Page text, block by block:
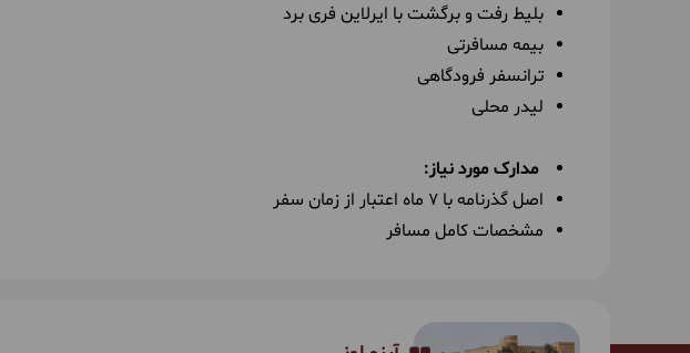
بلیط رفت و برگشت با ایرلاین فری برد
بیمه مسافرتی
ترانسفر فرودگاهی
لیدر محلی
مدارک مورد نیاز:
اصل گذرنامه با ۷ ماه اعتبار از زمان سفر
مشخصات کامل مسافر